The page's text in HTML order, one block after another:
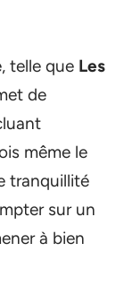
telle que Les
de
même le
tranquillité
sur un
à bien